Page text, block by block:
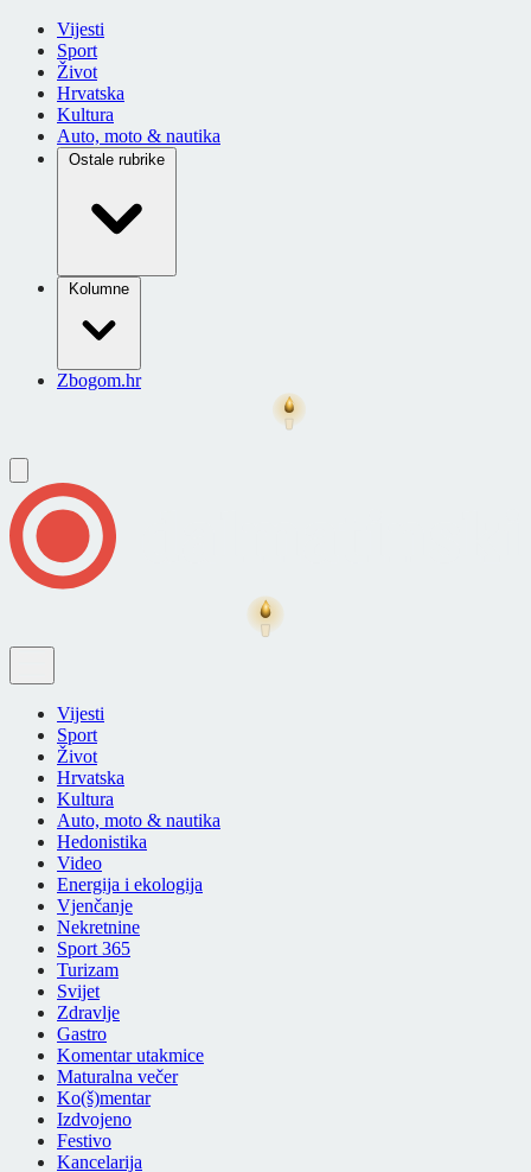
Vijesti
Sport
Život
Hrvatska
Kultura
Auto, moto & nautika
Ostale rubrike
Kolumne
Zbogom.hr
Vijesti
Sport
Život
Hrvatska
Kultura
Auto, moto & nautika
Hedonistika
Video
Energija i ekologija
Vjenčanje
Nekretnine
Sport 365
Turizam
Svijet
Zdravlje
Gastro
Komentar utakmice
Maturalna večer
Ko(š)mentar
Izdvojeno
Festivo
Kancelarija